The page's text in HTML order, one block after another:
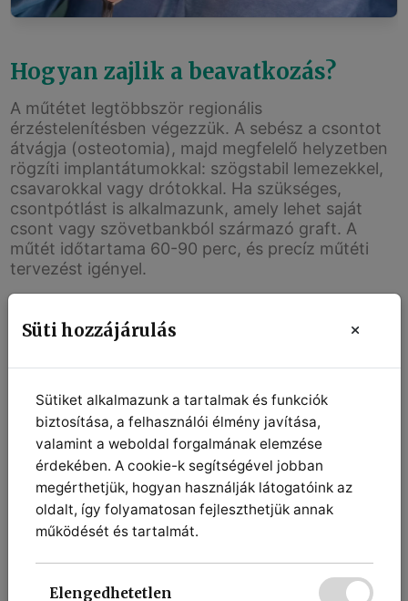
Hogyan zajlik a beavatkozás?
A műtétet legtöbbször regionális
érzéstelenítésben végezzük. A sebész a csontot
átvágja (osteotomia), majd megfelelő helyzetben
rögzíti implantátumokkal: szögstabil lemezekkel,
csavarokkal vagy drótokkal. Ha szükséges,
csontpótlást is alkalmazunk, amely lehet saját
csont vagy szövetbankból származó graft. A
műtét időtartama 60-90 perc, és precíz műtéti
tervezést igényel.
Süti hozzájárulás
Sütiket alkalmazunk a tartalmak és funkciók
biztosítása, a felhasználói élmény javítása,
valamint a weboldal forgalmának elemzése
érdekében. A cookie-k segítségével jobban
megérthetjük, hogyan használják látogatóink az
oldalt, így folyamatosan fejleszthetjük annak
működését és tartalmát.
Elengedhetetlen